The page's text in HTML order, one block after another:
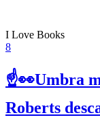
I Love Books
8
☝👀Umbra
Roberts